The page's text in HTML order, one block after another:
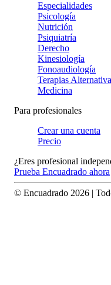
Especialidades
Psicología
Nutrición
Psiquiatría
Derecho
Kinesiología
Fonoaudiología
Terapias
Medicina
Para profesionales
Crear una cuenta
Precio
¿Eres profesional
Prueba Encuadrado ahora
© Encuadrado 2026 |